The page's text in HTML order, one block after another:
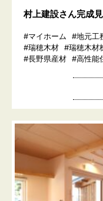
村上建設さん完成
#マイホーム #地元工
#瑞穂木材 #瑞穂木材
#長野県産材 #高性能